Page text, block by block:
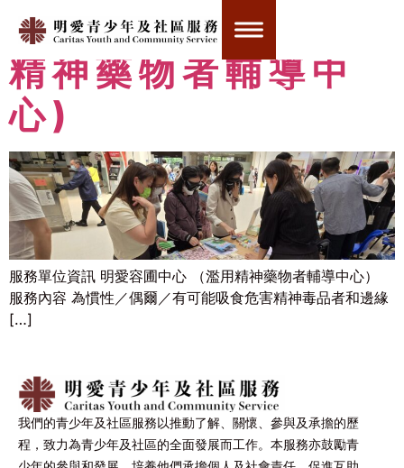
明愛容圃中心 (濫用
精神藥物者輔導中
心)
服務單位資訊 明愛容圃中心 （濫用精神藥物者輔導中心）
服務內容 為慣性／偶爾／有可能吸食危害精神毒品者和邊緣
[…]
我們的青少年及社區服務以推動了解、關懷、參與及承擔的歷
程，致力為青少年及社區的全面發展而工作。本服務亦鼓勵青